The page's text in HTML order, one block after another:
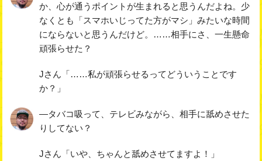
か、心が通うポイントが生まれると思うんだよね。少
なくとも「スマホいじってた方がマシ」みたいな時間
にならないと思うんだけど。……相手にさ、一生懸命
頑張らせた？
Jさん「……私が頑張らせるってどういうことです
か？」
―タバコ吸って、テレビみながら、相手に舐めさせた
りしてない？
Jさん「いや、ちゃんと舐めさせてますよ！」